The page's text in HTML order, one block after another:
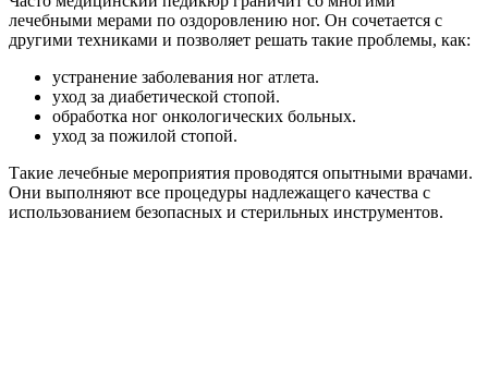
лечебными мерами по оздоровлению ног. Он сочетается с
другими техниками и позволяет решать такие проблемы, как:
устранение заболевания ног атлета.
уход за диабетической стопой.
обработка ног онкологических больных.
уход за пожилой стопой.
Такие лечебные мероприятия проводятся опытными врачами.
Они выполняют все процедуры надлежащего качества с
использованием безопасных и стерильных инструментов.